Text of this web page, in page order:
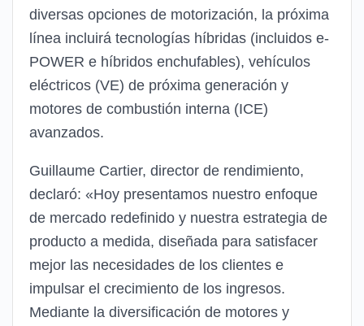
diversas opciones de motorización, la próxima
línea incluirá tecnologías híbridas (incluidos e-
POWER e híbridos enchufables), vehículos
eléctricos (VE) de próxima generación y
motores de combustión interna (ICE)
avanzados.
Guillaume Cartier, director de rendimiento,
declaró: «Hoy presentamos nuestro enfoque
de mercado redefinido y nuestra estrategia de
producto a medida, diseñada para satisfacer
mejor las necesidades de los clientes e
impulsar el crecimiento de los ingresos.
Mediante la diversificación de motores y